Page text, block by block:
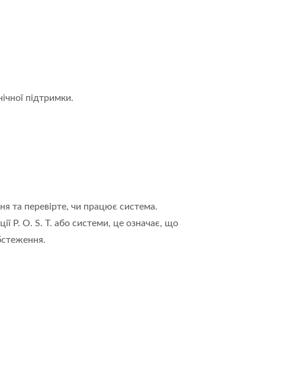
підтримки.
та перевірте, чи працює система.
P. O. S. T. або системи, це означає, що